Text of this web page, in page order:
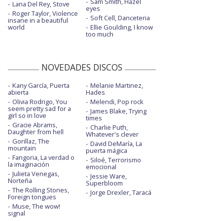
Lana Del Rey, Stove
Roger Taylor, Violence
insane in a beautiful
world
eyes
Soft Cell, Danceteria
Ellie Goulding, I know
too much
NOVEDADES DISCOS
Kany García, Puerta
abierta
Olivia Rodrigo, You
seem pretty sad for a
girl so in love
Gracie Abrams,
Daughter from hell
Gorillaz, The
mountain
Fangoria, La verdad o
la imaginación
Julieta Venegas,
Norteña
The Rolling Stones,
Foreign tongues
Muse, The wow!
signal
Melanie Martinez,
Hades
Melendi, Pop rock
James Blake, Trying
times
Charlie Puth,
Whatever's clever
David DeMaría, La
puerta mágica
Siloé, Terrorismo
emocional
Jessie Ware,
Superbloom
Jorge Drexler, Taracá